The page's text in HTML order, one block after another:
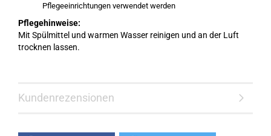
Pflegeeinrichtungen verwendet werden
Pflegehinweise:
Mit Spülmittel und warmen Wasser reinigen und an der Luft
trocknen lassen.
Kundenrezensionen